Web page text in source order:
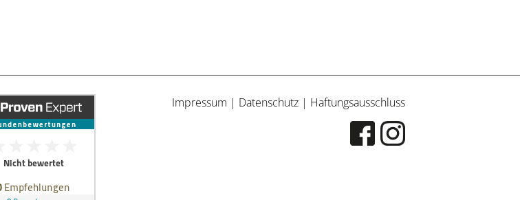
Impressum | Datenschutz | Haftungsausschluss